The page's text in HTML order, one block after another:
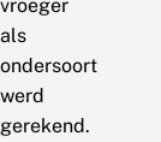
vroeger
als
ondersoort
werd
gerekend.